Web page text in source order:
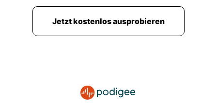
Jetzt kostenlos ausprobieren